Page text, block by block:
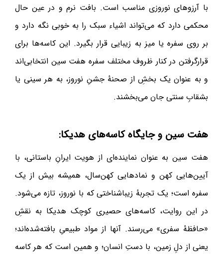
با آرزوهای نوروزی مناسب است. بافت نرم و در عین حال
محکمی دارد که می‌تواند اشیاء سبک را به خوبی نگه دارد و
بر روی سفره یا میز به زیبایی قرار بگیرد. این کاسه‌ها برای
قرارگرفتن در کنار ظروف مختلف سفره هفت سین انتخابی‌اند
و به عنوان یک بخشِ از صحنهٔ جشنِ نوروز، به هر سینی یا
بشقابِ سنتی جان می‌بخشند.
هفت سین و جایگاه کاسه‌های هدیکا:
هفت سین به عنوان نماینده‌ای از هویت ایرانِ باستانی، با
آیین‌هایی کهن و نمادهایی کهن‌سال، همیشه بیش از یک
سفره است؛ یک تجربهٔ زیباشناختی که با نوروز، تازه می‌شود.
در این روایت، کاسه‌های حصیری کوچک هدیکا به نقشِ
«حافظهٔ سفری» می‌رسند. آنها از مواد طبیعیِ بافته‌شده‌اند؛
یعنی از دلِ زمین، با دستِ انسان؛ و همین است که هر کاسه